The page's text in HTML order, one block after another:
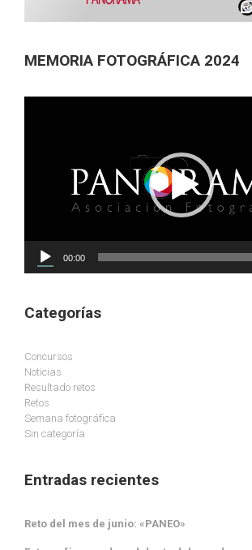
MEMORIA FOTOGRÁFICA 2024
00:00
Categorías
Concursos
Noticias
Resultado retos
Retos
Semana fotográfica
Sin categoría
Entradas recientes
Reto del mes de junio: «PANEO»